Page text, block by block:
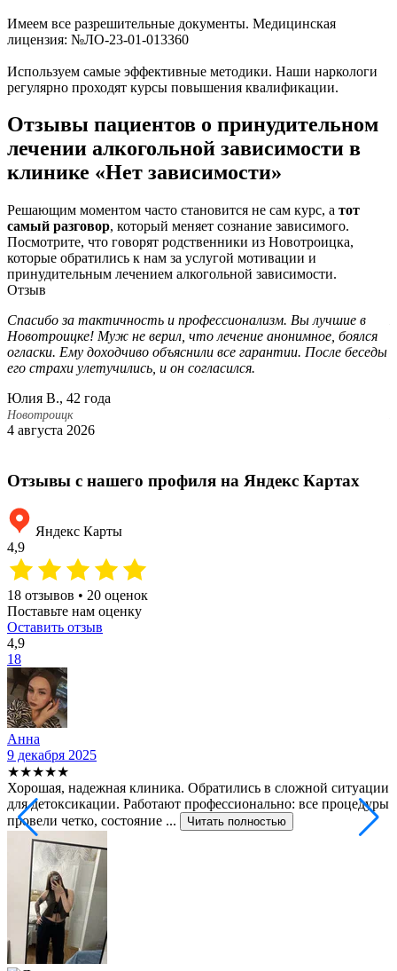
Имеем все разрешительные документы. Медицинская
лицензия: №ЛО-23-01-013360
Используем самые эффективные методики. Наши наркологи
регулярно проходят курсы повышения квалификации.
Отзывы пациентов о принудительном
лечении алкогольной зависимости в
клинике «Нет зависимости»
Решающим моментом часто становится не сам курс, а тот
самый разговор, который меняет сознание зависимого.
Посмотрите, что говорят родственники из Новотроицка,
которые обратились к нам за услугой мотивации и
принудительным лечением алкогольной зависимости.
Отзыв
Спасибо за тактичность и профессионализм. Вы лучшие в
Новотроицке! Муж не верил, что лечение анонимное, боялся
огласки. Ему доходчиво объяснили все гарантии. После беседы
его страхи улетучились, и он согласился.
Юлия В., 42 года
Новотроицк
4 августа 2026
Отзывы с нашего профиля на Яндекс Картах
Яндекс Карты
4,9
18 отзывов • 20 оценок
Поставьте нам оценку
Оставить отзыв
4,9
18
Анна
9 декабря 2025
★★★★★
Хорошая, надежная клиника. Обратились в сложной ситуации
для детоксикации. Работают профессионально: все процедуры
провели четко, состояние ...
Читать полностью